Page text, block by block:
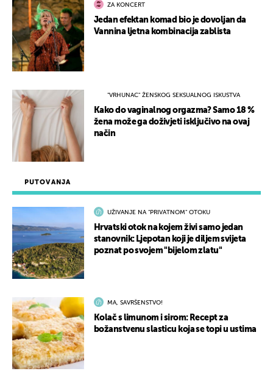
PUTOVANJA
UŽIVANJE NA "PRIVATNOM" OTOKU
Hrvatski otok na kojem živi samo jedan
stanovnik: Ljepotan koji je diljem svijeta
poznat po svojem "bijelom zlatu"
MA, SAVRŠENSTVO!
Kolač s limunom i sirom: Recept za
božanstvenu slasticu koja se topi u ustima
ZA KONCERT
Jedan efektan komad bio je dovoljan da
Vannina ljetna kombinacija zablista
"VRHUNAC" ŽENSKOG SEKSUALNOG ISKUSTVA
Kako do vaginalnog orgazma? Samo 18 %
žena može ga doživjeti isključivo na ovaj
način